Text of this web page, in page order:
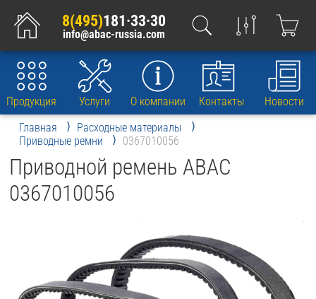
8(495)181·33·30
info@abac-russia.com
Продукция Услуги О компании Контакты
Новости
Главная
Расходные материалы
Приводные ремни
0367010056
Приводной ремень ABAC
0367010056